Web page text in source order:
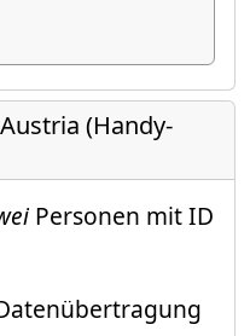
(Handy-
Personen mit ID